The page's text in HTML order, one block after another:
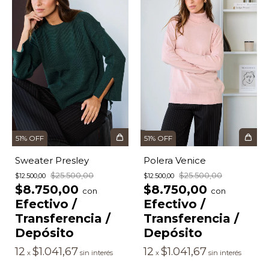
51% OFF
Sweater Presley
$12.500,00 $25.500,00
$8.750,00 con
Efectivo /
Transferencia /
Depósito
12 x $1.041,67 sin interés
51% OFF
Polera Venice
$12.500,00 $25.500,00
$8.750,00 con
Efectivo /
Transferencia /
Depósito
12 x $1.041,67 sin interés